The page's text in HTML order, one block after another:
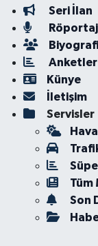
Seri İlan
Röportaj
Biyografi
Anketler
Künye
İletişim
Servisler
Tüm
Son